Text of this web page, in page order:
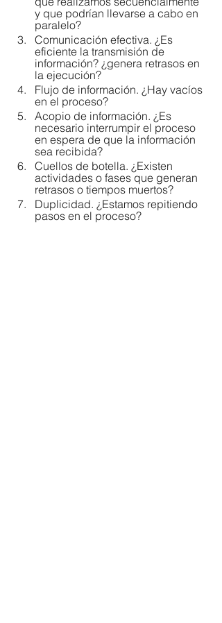
y que podrían llevarse a cabo en
paralelo?
Comunicación efectiva. ¿Es
eficiente la transmisión de
información? ¿genera retrasos en
la ejecución?
Flujo de información. ¿Hay vacíos
en el proceso?
Acopio de información. ¿Es
necesario interrumpir el proceso
en espera de que la información
sea recibida?
Cuellos de botella. ¿Existen
actividades o fases que generan
retrasos o tiempos muertos?
Duplicidad. ¿Estamos repitiendo
pasos en el proceso?